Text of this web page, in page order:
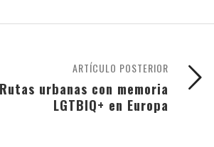
ARTÍCULO POSTERIOR
Rutas urbanas con memoria
LGTBIQ+ en Europa